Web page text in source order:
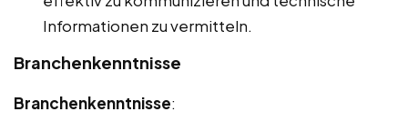
Informationen zu vermitteln.
Branchenkenntnisse
Branchenkenntnisse: